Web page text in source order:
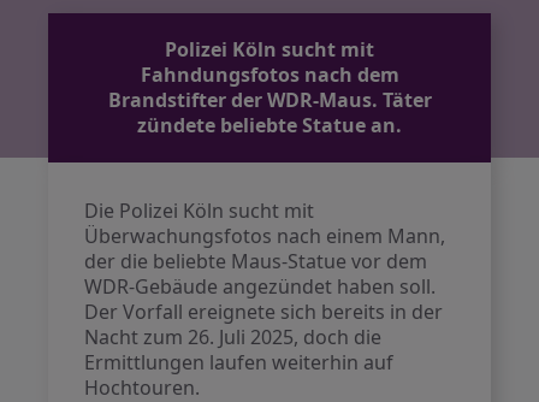
Polizei Köln sucht mit
Fahndungsfotos nach dem
Brandstifter der WDR-Maus. Täter
zündete beliebte Statue an.
Die Polizei Köln sucht mit
Überwachungsfotos nach einem Mann,
der die beliebte Maus-Statue vor dem
WDR-Gebäude angezündet haben soll.
Der Vorfall ereignete sich bereits in der
Nacht zum 26. Juli 2025, doch die
Ermittlungen laufen weiterhin auf
Hochtouren.